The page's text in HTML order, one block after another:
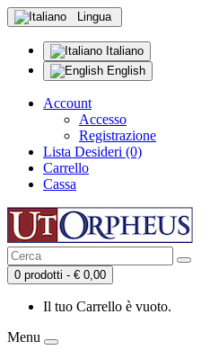
Lingua
Italiano
English
Account
Accesso
Registrazione
Lista Desideri (0)
Carrello
Cassa
0 prodotti - € 0,00
Il tuo Carrello è vuoto.
Menu